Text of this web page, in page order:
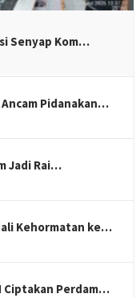
Senyap Kom…
Pidanakan…
Jadi Rai…
Kehormatan ke…
Ciptakan Perdam…